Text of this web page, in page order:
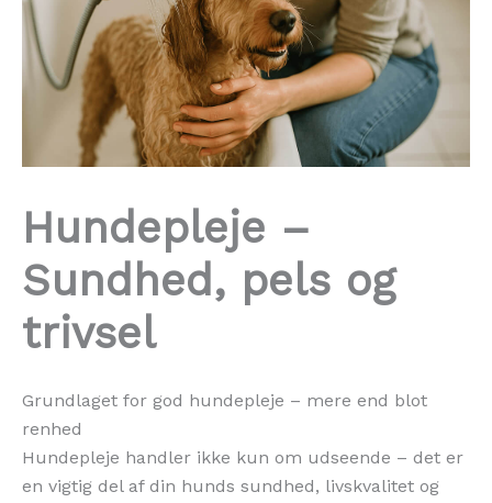
Hundepleje –
Sundhed, pels og
trivsel
Grundlaget for god hundepleje – mere end blot
renhed
Hundepleje handler ikke kun om udseende – det er
en vigtig del af din hunds sundhed, livskvalitet og